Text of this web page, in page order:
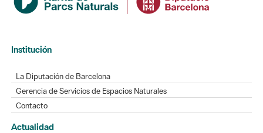
Institución
Gerencia de Servicios de Espacios Naturales
Actualidad
Noticias
Agenda